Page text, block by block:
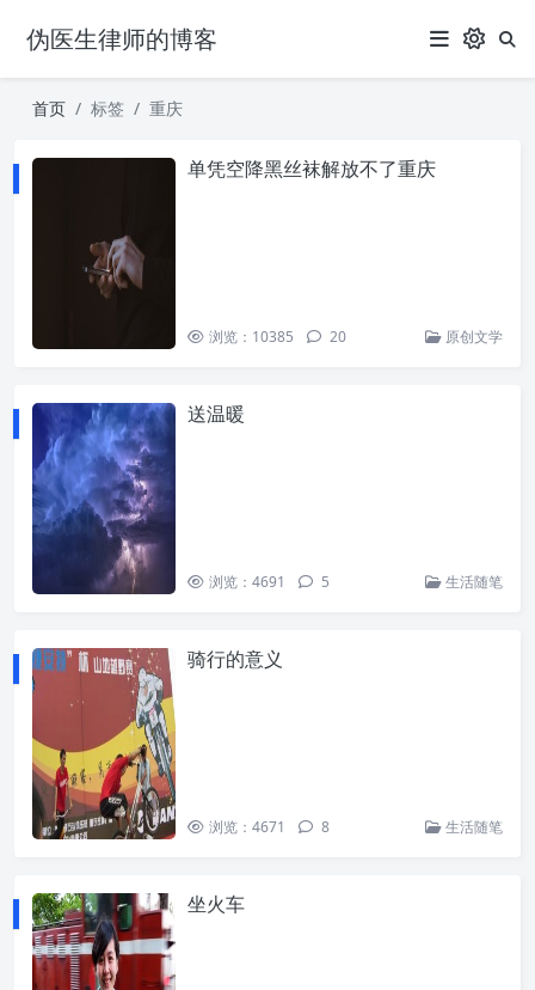
伪医生律师的博客
首页 标签 重庆
单凭空降黑丝袜解放不了重庆
浏览：10385 20 原创文学
送温暖
浏览：4691 5 生活随笔
骑行的意义
浏览：4671 8 生活随笔
坐火车